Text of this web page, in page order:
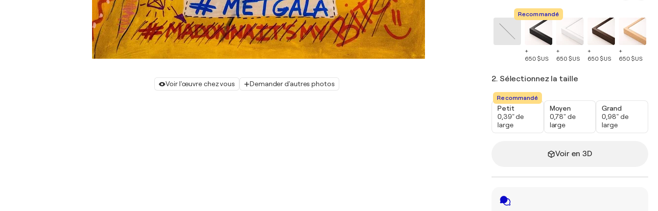
Voir l'œuvre chez vous Demander d'autres photos
Recommandé
+
650 $US
+
650 $US
+
650 $US
+
650 $US
2. Sélectionnez la taille
Recommandé
Petit
0,39" de
large
Moyen
0,78" de
large
Grand
0,98" de
large
Voir en 3D